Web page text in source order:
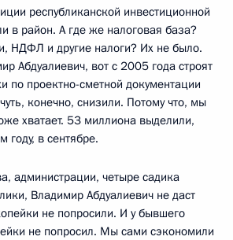
республиканской инвестиционной
в район. А где же налоговая база?
НДФЛ и другие налоги? Их не было.
Абдуалиевич, вот с 2005 года строят
по проектно-сметной документации
конечно, снизили. Потому что, мы
хватает. 53 миллиона выделили,
году, в сентябре.
администрации, четыре садика
Владимир Абдуалиевич не даст
не попросили. И у бывшего
не попросил. Мы сами сэкономили